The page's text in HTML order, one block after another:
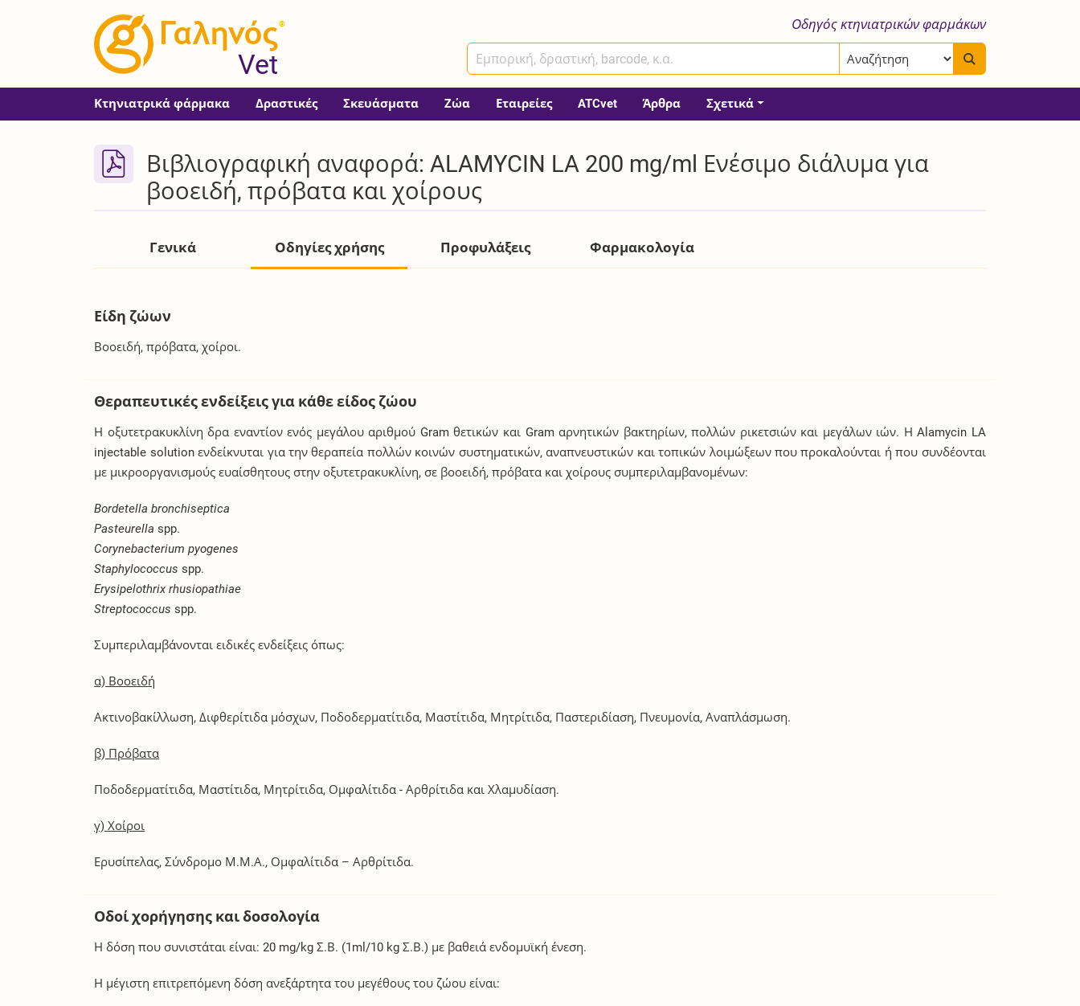
®
Vet
Οδηγός κτηνιατρικών φαρμάκων
Κτηνιατρικά φάρμακα Δραστικές Σκευάσματα Ζώα Εταιρείες ATCvet Άρθρα Σχετικά
Βιβλιογραφική αναφορά: ALAMYCIN LA 200 mg/ml Ενέσιμο διάλυμα για
βοοειδή, πρόβατα και χοίρους
Γενικά Οδηγίες χρήσης Προφυλάξεις Φαρμακολογία
Είδη ζώων
Βοοειδή, πρόβατα, χοίροι.
Θεραπευτικές ενδείξεις για κάθε είδος ζώου
Η οξυτετρακυκλίνη δρα εναντίον ενός μεγάλου αριθμού Gram θετικών και Gram αρνητικών βακτηρίων, πολλών ρικετσιών και μεγάλων ιών. Η Alamycin LA
injectable solution ενδείκνυται για την θεραπεία πολλών κοινών συστηματικών, αναπνευστικών και τοπικών λοιμώξεων που προκαλούνται ή που συνδέονται
με μικροοργανισμούς ευαίσθητους στην οξυτετρακυκλίνη, σε βοοειδή, πρόβατα και χοίρους συμπεριλαμβανομένων:
Bordetella bronchiseptica
Pasteurella spp.
Corynebacterium pyogenes
Staphylococcus spp.
Erysipelothrix rhusiopathiae
Streptococcus spp.
Συμπεριλαμβάνονται ειδικές ενδείξεις όπως:
α) Βοοειδή
Ακτινοβακίλλωση, Διφθερίτιδα μόσχων, Ποδοδερματίτιδα, Μαστίτιδα, Μητρίτιδα, Παστεριδίαση, Πνευμονία, Αναπλάσμωση.
β) Πρόβατα
Ποδοδερματίτιδα, Μαστίτιδα, Μητρίτιδα, Ομφαλίτιδα - Αρθρίτιδα και Χλαμυδίαση.
γ) Χοίροι
Ερυσίπελας, Σύνδρομο Μ.Μ.Α., Ομφαλίτιδα – Αρθρίτιδα.
Οδοί χορήγησης και δοσολογία
Η δόση που συνιστάται είναι: 20 mg/kg Σ.Β. (1ml/10 kg Σ.Β.) με βαθειά ενδομυϊκή ένεση.
Η μέγιστη επιτρεπόμενη δόση ανεξάρτητα του μεγέθους του ζώου είναι: